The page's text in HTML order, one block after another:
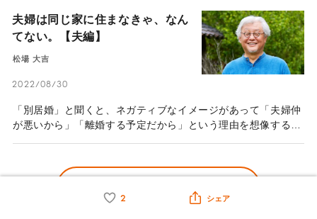
2 シェア
庭に入り、保育園の正職員として働く妻を支えるのが川上敬太
郎さんだ。もともと夜遅くまで働くハードワーカーで、家庭の
ことは妻に任せていたという川上さん。どのような転機があ
り、兼業主夫へと転身したのか。
夫婦は同じ家に住まなきゃ、なん
てない。【夫編】
松場 大吉
2022/08/30
「別居婚」と聞くと、ネガティブなイメージがあって「夫婦仲
が悪いから」「離婚する予定だから」という理由を想像する人
がいる。世界遺産にも登録されている石見銀山に本社を構える
堂）を営む松場大吉さん・松場登美さんご夫婦だ。結婚に対す